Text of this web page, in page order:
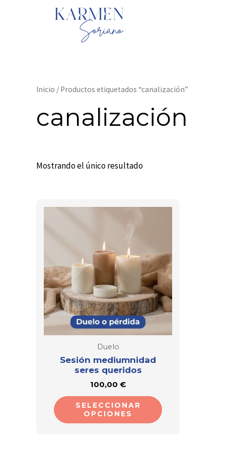
Inicio / Productos etiquetados “canalización”
canalización
Mostrando el único resultado
Duelo
Sesión mediumnidad
seres queridos
100,00 €
SELECCIONAR
OPCIONES
Este
múltiples
variantes.
Las
opciones
se
de